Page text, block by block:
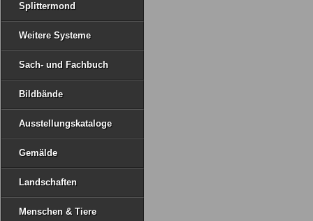
Splittermond
Weitere Systeme
Sach- und Fachbuch
Bildbände
Ausstellungskataloge
Gemälde
Landschaften
Menschen & Tiere